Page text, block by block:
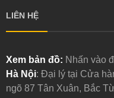
LIÊN HỆ
Xem bản đồ: Nhấn vào
Hà Nội: Đại lý tại Cửa
ngõ 87 Tân Xuân, Bắc